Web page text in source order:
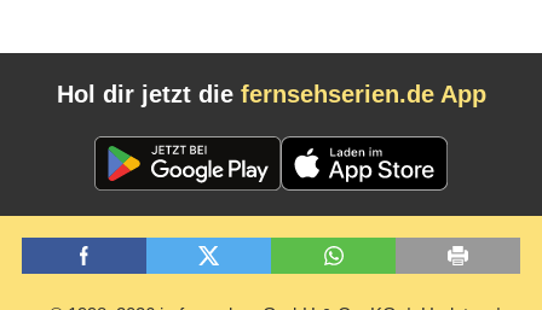
Hol dir jetzt die fernsehserien.de App